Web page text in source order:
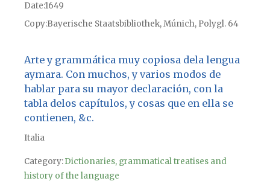
Date1649
CopyBayerische Staatsbibliothek, Múnich, Polygl. 64
Arte y grammática muy copiosa dela lengua
aymara. Con muchos, y varios modos de
hablar para su mayor declaración, con la
tabla delos capítulos, y cosas que en ella se
contienen, &c.
Italia
Category:Dictionaries, grammatical treatises and
history of the language